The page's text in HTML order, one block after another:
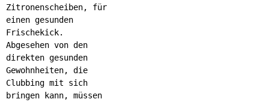
Zitronenscheiben, für
einen gesunden
Frischekick.
Abgesehen von den
direkten gesunden
Gewohnheiten, die
Clubbing mit sich
bringen kann, müssen